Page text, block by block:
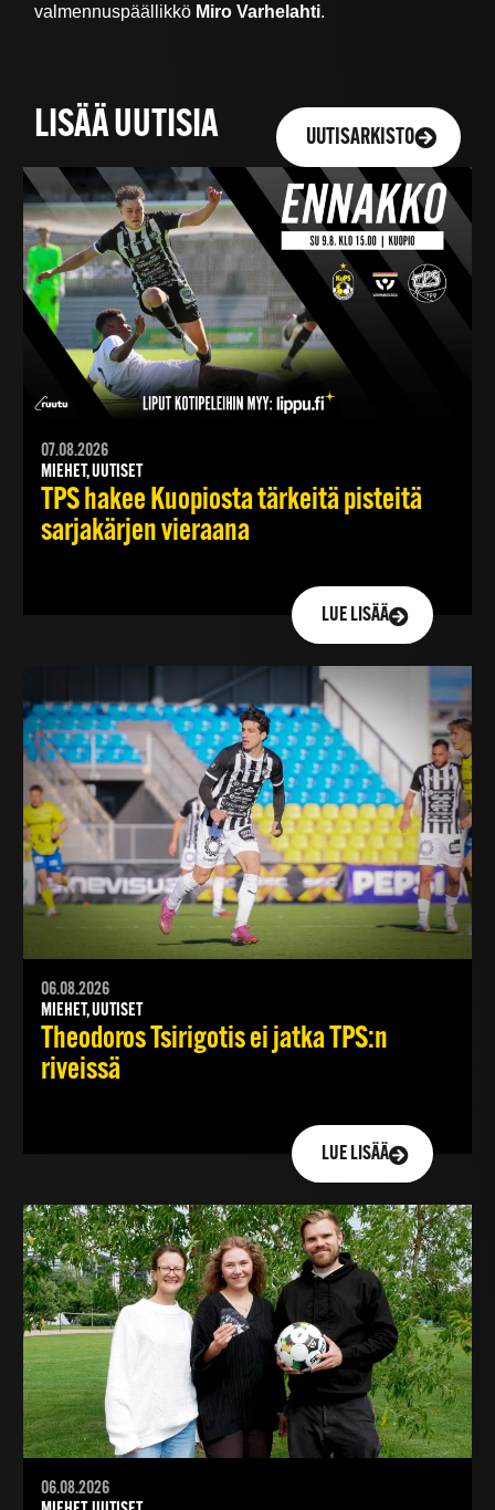
valmennuspäällikkö Miro Varhelahti.
LISÄÄ UUTISIA UUTISARKISTO
07.08.2026
MIEHET, UUTISET
TPS hakee Kuopiosta tärkeitä pisteitä
sarjakärjen vieraana
LUE LISÄÄ
06.08.2026
MIEHET, UUTISET
Theodoros Tsirigotis ei jatka TPS:n
riveissä
LUE LISÄÄ
06.08.2026